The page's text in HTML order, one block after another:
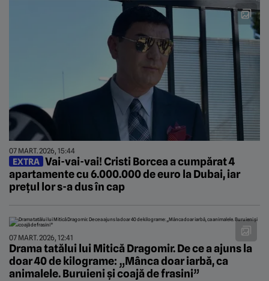
07 MART. 2026, 15:44
EXTRA Vai-vai-vai! Cristi Borcea a cumpărat 4
apartamente cu 6.000.000 de euro la Dubai, iar
prețul lor s-a dus în cap
07 MART. 2026, 12:41
Drama tatălui lui Mitică Dragomir. De ce a ajuns la
doar 40 de kilograme: „Mânca doar iarbă, ca
animalele. Buruieni și coajă de frasini”